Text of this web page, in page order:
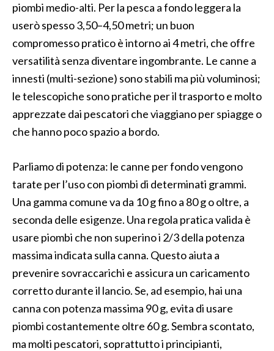
piombi medio-alti. Per la pesca a fondo leggera la
userò spesso 3,50–4,50 metri; un buon
compromesso pratico è intorno ai 4 metri, che offre
versatilità senza diventare ingombrante. Le canne a
innesti (multi-sezione) sono stabili ma più voluminosi;
le telescopiche sono pratiche per il trasporto e molto
apprezzate dai pescatori che viaggiano per spiagge o
che hanno poco spazio a bordo.
Parliamo di potenza: le canne per fondo vengono
tarate per l’uso con piombi di determinati grammi.
Una gamma comune va da 10 g fino a 80 g o oltre, a
seconda delle esigenze. Una regola pratica valida è
usare piombi che non superino i 2/3 della potenza
massima indicata sulla canna. Questo aiuta a
prevenire sovraccarichi e assicura un caricamento
corretto durante il lancio. Se, ad esempio, hai una
canna con potenza massima 90 g, evita di usare
piombi costantemente oltre 60 g. Sembra scontato,
ma molti pescatori, soprattutto i principianti,